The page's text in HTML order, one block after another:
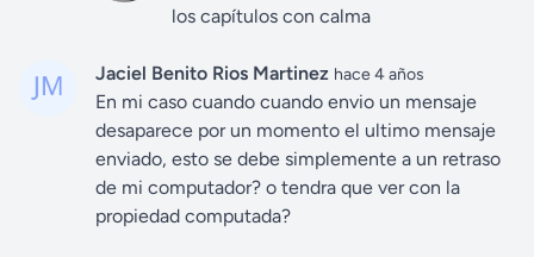
los capítulos con calma
Jaciel Benito Rios Martinez hace 4 años
En mi caso cuando cuando envio un mensaje
desaparece por un momento el ultimo mensaje
enviado, esto se debe simplemente a un retraso
de mi computador? o tendra que ver con la
propiedad computada?